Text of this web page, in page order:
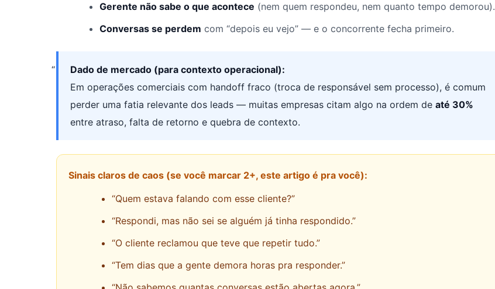
Gerente não sabe o que acontece (nem quem respondeu, nem quanto tempo demorou).
Conversas se perdem com “depois eu vejo” — e o concorrente fecha primeiro.
Dado de mercado (para contexto operacional):
Em operações comerciais com handoff fraco (troca de responsável sem processo), é comum
perder uma fatia relevante dos leads — muitas empresas citam algo na ordem de até 30%
entre atraso, falta de retorno e quebra de contexto.
Sinais claros de caos (se você marcar 2+, este artigo é pra você):
“Quem estava falando com esse cliente?”
“Respondi, mas não sei se alguém já tinha respondido.”
“O cliente reclamou que teve que repetir tudo.”
“Tem dias que a gente demora horas pra responder.”